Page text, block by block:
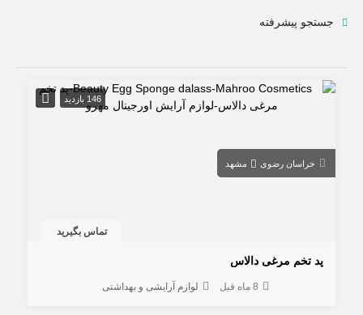
جستجو پیشرفته
146 بازدید
خراسان رضوی مشهد
تماس بگیرید
پد تخم مرغی دالاس
8 ماه قبل لوازم آرایشی و بهداشتی